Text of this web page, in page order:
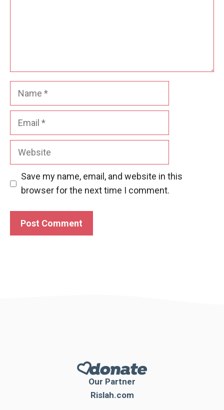
Website
Save my name, email, and website in this
browser for the next time I comment.
Our Partner
Rislah.com